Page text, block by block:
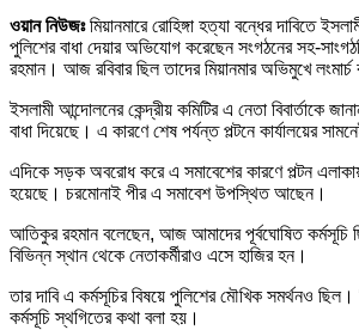
ওয়ান নিউজঃমিয়ানমারে রোহিঙ্গা হত্যা বন্ধের দাবিতে
পুলিশের বাধা দেয়ার অভিযোগ করেছেন সংগঠনের সহ-
রহমান। আজ রবিবার ছিল তাদের মিয়ানমার অভিমুখে লংমার্চ
ইসলামী আন্দোলনের কেন্দ্রীয় কমিটির এ নেতা বিবার্তাকে
বাধা দিয়েছে। এ কারণে শেষ পর্যন্ত পল্টনে কার্যালয়ের
এদিকে সড়ক অবরোধ করে এ সমাবেশের কারণে পল্টন এলাকায়
হয়েছে। চরমোনাই পীর এ সমাবেশ উপস্থিত আছেন।
আতিকুর রহমান বলেছেন, আজ আমাদের পূর্বঘোষিত কর্মসূচি
বিভিন্ন স্থান থেকে নেতাকর্মীরাও এসে হাজির হন।
তার দাবি এ কর্মসূচির বিষয়ে পুলিশের মৌখিক সমর্থনও
কর্মসূচি স্থগিতের কথা বলা হয়।